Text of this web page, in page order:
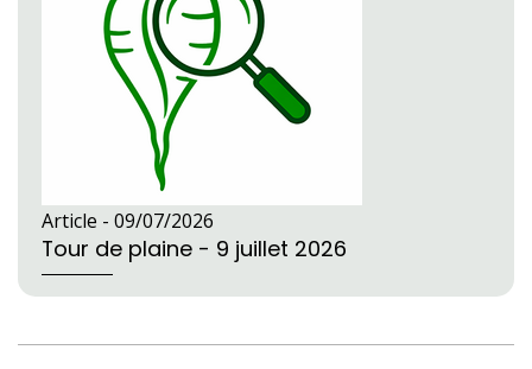
Article - 09/07/2026
Tour de plaine - 9 juillet 2026